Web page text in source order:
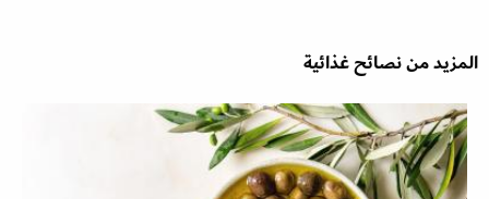
المزيد من نصائح غذائية